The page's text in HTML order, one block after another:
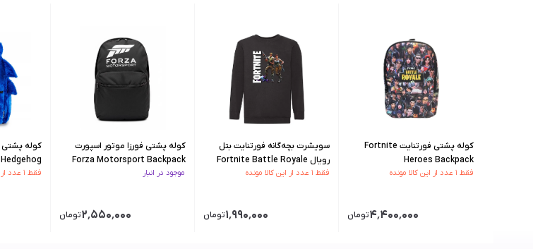
کوله پشتی فورتنایت Fortnite
Heroes Backpack
فقط ۱ عدد از این کالا مونده
۴٬۴۰۰٬۰۰۰تومان
سویشرت بچه‌گانه فورتنایت بتل
رویال Fortnite Battle Royale
Sweatshirt - 128 CM
فقط ۱ عدد از این کالا مونده
۱٬۹۹۰٬۰۰۰تومان
کوله پشتی فورزا موتور اسپورت
Forza Motorsport Backpack
موجود در انبار
۲٬۵۵۰٬۰۰۰تومان
Hedgehog
فقط ۱ عدد از این کالا مونده